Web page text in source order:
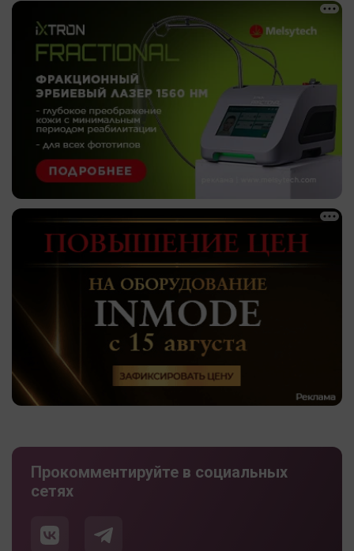
Прокомментируйте в социальных
сетях